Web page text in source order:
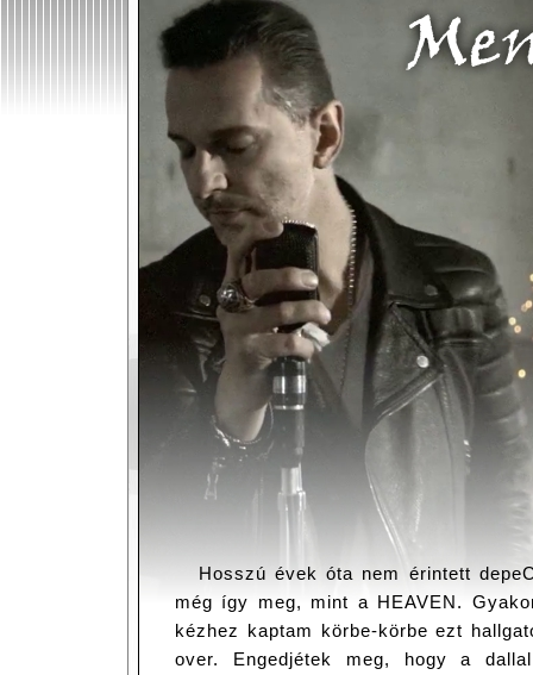
Hosszú évek óta nem érintett
még így meg, mint a HEAVEN.
kézhez kaptam körbe-körbe ezt
over. Engedjétek meg, hogy a